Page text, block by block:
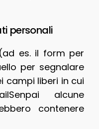
personali
es. il form per
per segnalare
campi liberi in cui
alcune
contenere